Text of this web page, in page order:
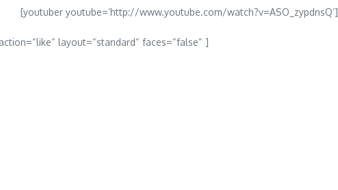
[youtuber youtube=’http://www.youtube.com/watch?v=ASO_zypdnsQ‘]
layout=“standard“ faces=“false“ ]